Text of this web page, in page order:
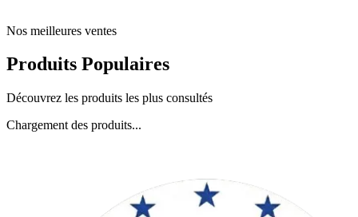
Nos meilleures ventes
Produits Populaires
Découvrez les produits les plus consultés
Chargement des produits...